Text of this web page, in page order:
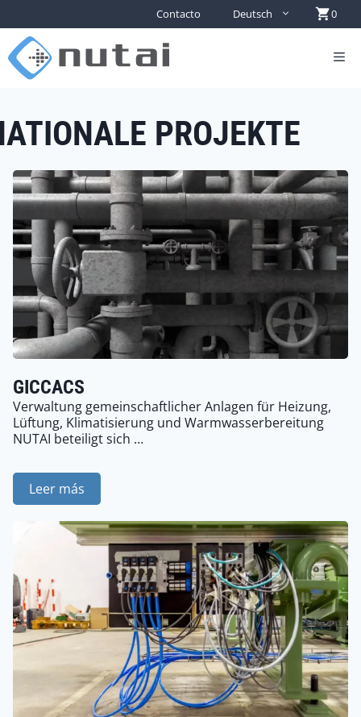
Contacto Deutsch 0
PROJEKTE
GICCACS
Verwaltung gemeinschaftlicher Anlagen für Heizung,
Lüftung, Klimatisierung und Warmwasserbereitung
NUTAI beteiligt sich …
Leer más